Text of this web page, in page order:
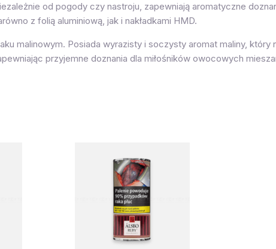
od pogody czy nastroju, zapewniają aromatyczne
z folią aluminiową, jak i nakładkami HMD.
malinowym. Posiada wyrazisty i soczysty aromat maliny, który
przyjemne doznania dla miłośników owocowych